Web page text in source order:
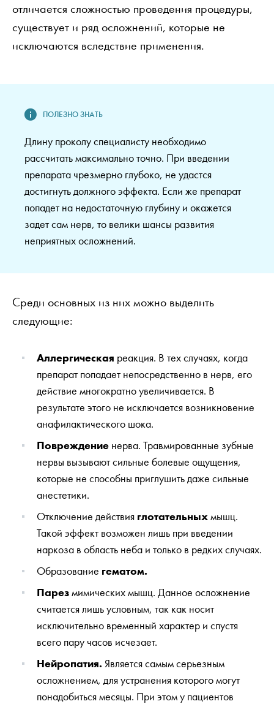
отличается сложностью проведения процедуры,
существует и ряд осложнений, которые не
исключаются вследствие применения.
Длину проколу специалисту необходимо
рассчитать максимально точно. При введении
препарата чрезмерно глубоко, не удастся
достигнуть должного эффекта. Если же препарат
попадет на недостаточную глубину и окажется
задет сам нерв, то велики шансы развития
неприятных осложнений.
Среди основных из них можно выделить
следующие:
Аллергическая реакция. В тех случаях, когда
препарат попадает непосредственно в нерв, его
действие многократно увеличивается. В
результате этого не исключается возникновение
анафилактического шока.
Повреждение нерва. Травмированные зубные
нервы вызывают сильные болевые ощущения,
которые не способны приглушить даже сильные
анестетики.
Отключение действия глотательныхмышц.
Такой эффект возможен лишь при введении
наркоза в область неба и только в редких случаях.
Образование гематом.
Парезмимических мышц. Данное осложнение
считается лишь условным, так как носит
исключительно временный характер и спустя
всего пару часов исчезает.
Нейропатия. Является самым серьезным
осложнением, для устранения которого могут
понадобиться месяцы. При этом у пациентов